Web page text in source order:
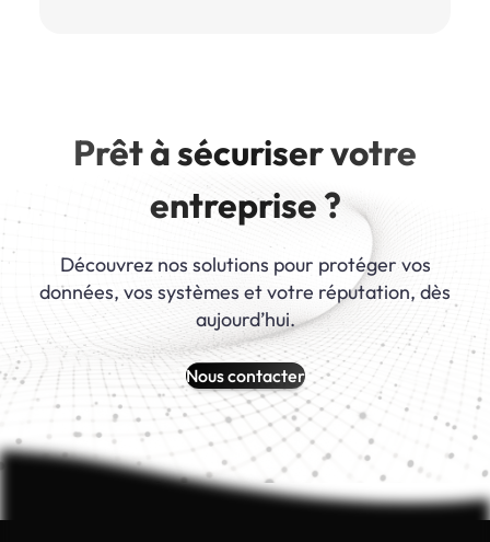
Prêt à sécuriser votre
entreprise ?
Découvrez nos solutions pour protéger vos
données, vos systèmes et votre réputation, dès
aujourd’hui.
Nous contacter